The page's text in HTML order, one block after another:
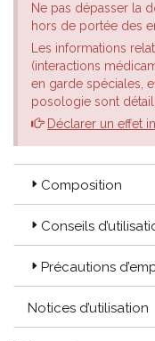
Ne pas dépasser la
hors de portée des
Les informations
(interactions
en garde spéciales,
posologie sont
Déclarer un effet
Composition
Conseils
Précautions
Notices d’utilisation